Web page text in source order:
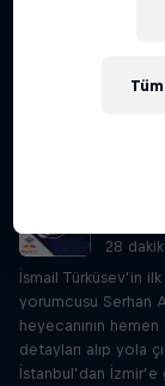
Yola
Direksiyonda İsmail
28
İsmail Türküsev’in
yorumcusu Serhan
heyecanının
detayları alıp yola
İstanbul’dan